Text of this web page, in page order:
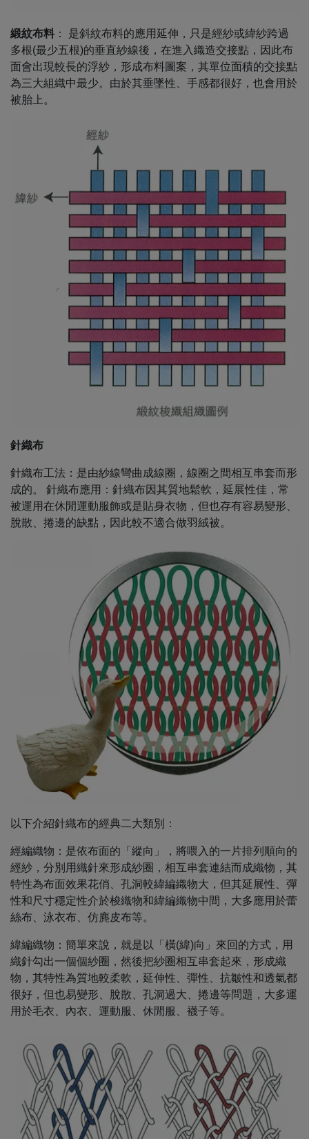
緞紋布料 ： 是斜紋布料的應用延伸，只是經紗或緯紗跨過
多根(最少五根)的垂直紗線後，在進入織造交接點，因此布
面會出現較長的浮紗，形成布料圖案，其單位面積的交接點
為三大組織中最少。由於其垂墜性、手感都很好，也會用於
被胎上。
針織布
針織布工法：是由紗線彎曲成線圈，線圈之間相互串套而形
成的。 針織布應用：針織布因其質地鬆軟，延展性佳，常
被運用在休閒運動服飾或是貼身衣物，但也存有容易變形、
脫散、捲邊的缺點，因此較不適合做羽絨被。
以下介紹針織布的經典二大類別：
經編織物：是依布面的「縱向」，將喂入的一片排列順向的
經紗，分別用織針來形成紗圈，相互串套連結而成織物，其
特性為布面效果花俏、孔洞較緯編織物大，但其延展性、彈
性和尺寸穩定性介於梭織物和緯編織物中間，大多應用於蕾
絲布、泳衣布、仿麂皮布等。
緯編織物：簡單來說，就是以「橫(緯)向」來回的方式，用
織針勾出一個個紗圈，然後把紗圈相互串套起來，形成織
物，其特性為質地較柔軟，延伸性、彈性、抗皺性和透氣都
很好，但也易變形、脫散、孔洞過大、捲邊等問題，大多運
用於毛衣、內衣、運動服、休閒服、襪子等。